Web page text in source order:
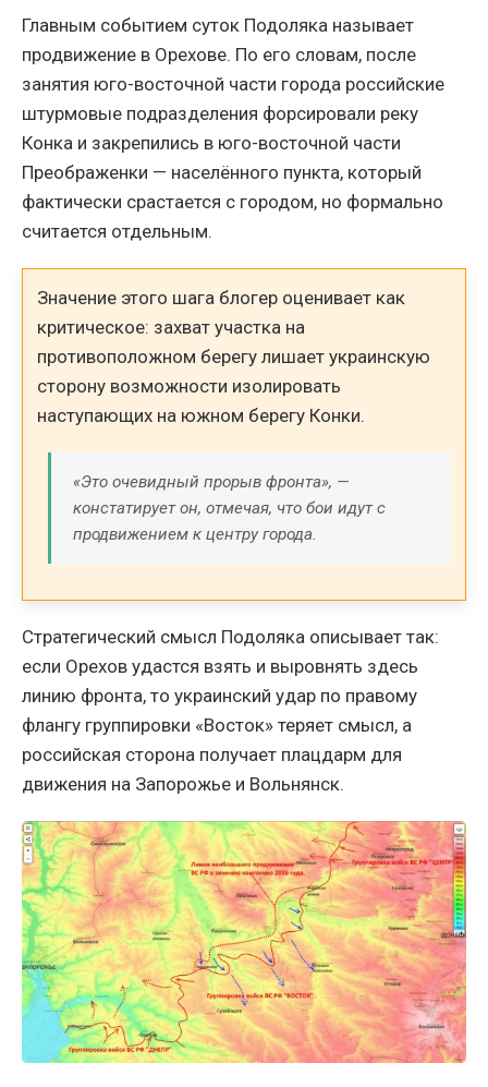
Главным событием суток Подоляка называет
продвижение в Орехове. По его словам, после
занятия юго-восточной части города российские
штурмовые подразделения форсировали реку
Конка и закрепились в юго-восточной части
Преображенки — населённого пункта, который
фактически срастается с городом, но формально
считается отдельным.
Значение этого шага блогер оценивает как
критическое: захват участка на
противоположном берегу лишает украинскую
сторону возможности изолировать
наступающих на южном берегу Конки.
«Это очевидный прорыв фронта», —
констатирует он, отмечая, что бои идут с
продвижением к центру города.
Стратегический смысл Подоляка описывает так:
если Орехов удастся взять и выровнять здесь
линию фронта, то украинский удар по правому
флангу группировки «Восток» теряет смысл, а
российская сторона получает плацдарм для
движения на Запорожье и Вольнянск.